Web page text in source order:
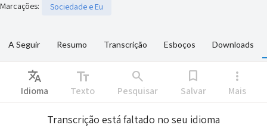
Marcações: Sociedade e Eu
A Seguir Resumo Transcrição Esboços Downloads
Translate
Idioma
text_fields
Texto
search
Pesquisar
bookmark
Salvar
more_vert
Mais
Transcrição está faltado no seu idioma